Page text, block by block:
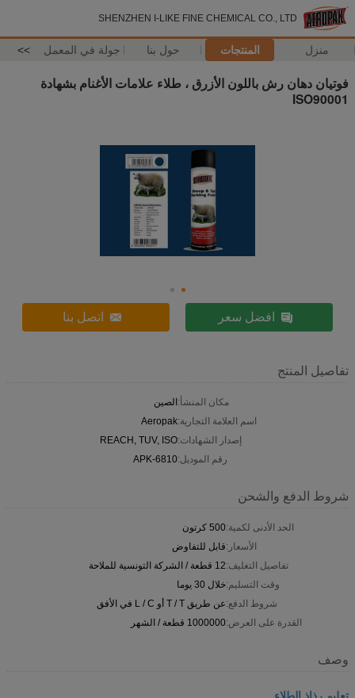
SHENZHEN I-LIKE FINE CHEMICAL CO., LTD
منزل المنتجات حول بنا جولة في المعمل >>
فوتيان دهان رش باللون الأزرق ، طلاء علامات الأغنام بشهادة
ISO90001
افضل سعر اتصل بنا
تفاصيل المنتج
مكان المنشأ:الصين
اسم العلامة التجارية:Aeropak
إصدار الشهادات:REACH, TUV, ISO
رقم الموديل:APK-6810
شروط الدفع والشحن
الحد الأدنى لكمية:500 كرتون
الأسعار:قابل للتفاوض
تفاصيل التغليف:12 قطعة / الشركة التونسية للملاحة
وقت التسليم:خلال 30 يوما
شروط الدفع:عن طريق T / T أو L / C في الأفق
القدرة على العرض:1000000 قطعة / الشهر
وصف
تعليم رذاذ الطلاء